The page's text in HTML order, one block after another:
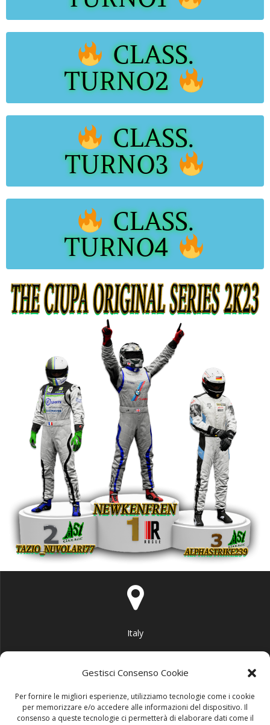
Gestisci Consenso Cookie
Per fornire le migliori esperienze, utilizziamo tecnologie come i cookie
per memorizzare e/o accedere alle informazioni del dispositivo. Il
consenso a queste tecnologie ci permetterà di elaborare dati come il
CLASS.
TURNO2
CLASS.
TURNO3
CLASS.
TURNO4
Italy
info@area51garage.it